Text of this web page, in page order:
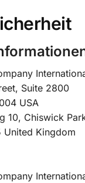
Suite 2800
USA
10, Chiswick
United Kingdom